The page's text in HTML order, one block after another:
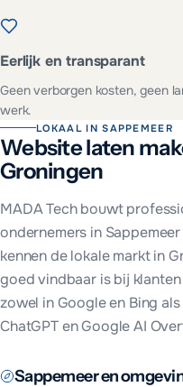
Eerlijk en transparant
Geen verborgen kosten, geen
werk.
LOKAAL INSAPPEMEER
Website laten
Groningen
MADA Tech bouwt
ondernemers in Sappemeer
kennen de lokale markt in
goed vindbaar is bij
zowel in Google en Bing
ChatGPT en Google AI
Sappemeeren